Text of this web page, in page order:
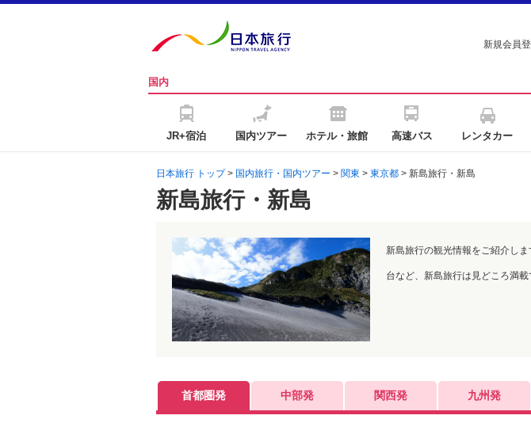
新規会員
国内
JR+宿泊 国内ツアー ホテル・旅館 高速バス レンタカー
日本旅行 トップ> 国内旅行・国内ツアー > 関東 > 東京都 > 新島旅行・新島
新島旅行・新島
新島旅行の観光情報をご紹介し
台など、新島旅行は見どころ満載
首都圏発 中部発 関西発 九州発